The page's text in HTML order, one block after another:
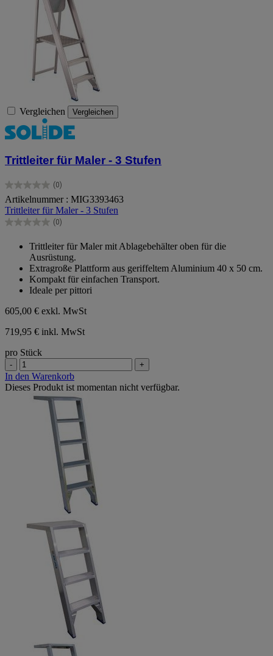
Vergleichen Vergleichen
Trittleiter für Maler - 3 Stufen
(0)
0.0
von
5
Sternen.
Artikelnummer : MIG3393463
Trittleiter für Maler - 3 Stufen
(0)
0.0
Sternen.
Trittleiter für Maler mit Ablagebehälter oben für die
Ausrüstung.
Extragroße Plattform aus geriffeltem Aluminium 40 x 50 cm.
Kompakt für einfachen Transport.
Ideale per pittori
605,00 € exkl. MwSt
719,95 € inkl. MwSt
pro Stück
- +
In den Warenkorb
Dieses Produkt ist momentan nicht verfügbar.